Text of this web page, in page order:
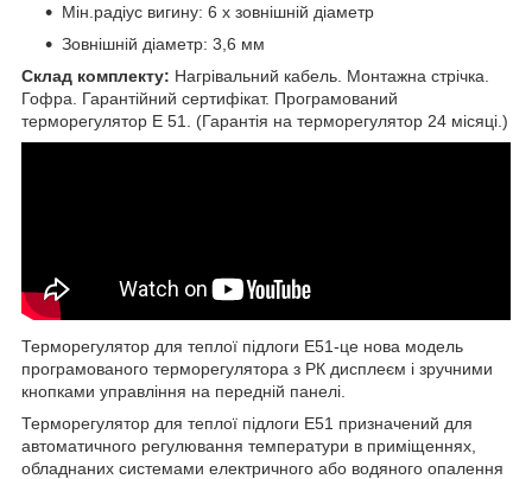
Мін.радіус вигину: 6 х зовнішній діаметр
Зовнішній діаметр: 3,6 мм
Склад комплекту: Нагрівальний кабель. Монтажна стрічка.
Гофра. Гарантійний сертифікат. Програмований
терморегулятор E 51. (Гарантія на терморегулятор 24 місяці.)
Терморегулятор для теплої підлоги E51-це нова модель
програмованого терморегулятора з РК дисплеєм і зручними
кнопками управління на передній панелі.
Терморегулятор для теплої підлоги E51 призначений для
автоматичного регулювання температури в приміщеннях,
обладнаних системами електричного або водяного опалення